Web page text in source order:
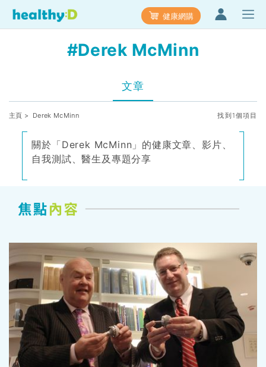
健康網購
#Derek McMinn
文章
主頁 > Derek McMinn 找到1個項目
關於「Derek McMinn」的健康文章、影片、
自我測試、醫生及專題分享